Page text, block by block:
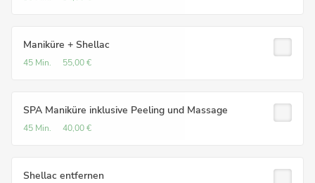
Maniküre + Shellac
45 Min. 55,00 €
SPA Maniküre inklusive Peeling und Massage
45 Min. 40,00 €
Shellac entfernen